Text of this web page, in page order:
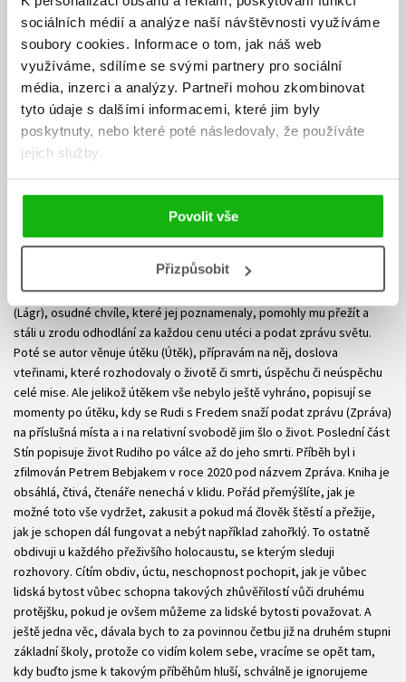
sociálních médií a analýze naší návštěvnosti využíváme
soubory cookies. Informace o tom, jak náš web
využíváme, sdílíme se svými partnery pro sociální
média, inzerci a analýzy. Partneři mohou zkombinovat
tyto údaje s dalšími informacemi, které jim byly
poskytnuty, nebo které poté následovaly, že používáte
jejich služby.
Povolit vše
Přizpůsobit
jej dělily od jisté smrti stojí základem příběhu o lidské odvaze,
odhodlání čelit zlu, informování o zvěrstvech, vybírání si svého okruhu
lidí, kterým se dá věřit, boj o to, aby se informace dostaly od
hluchých a nevěřících uší až k místům, kde s informacemi náležitě
naloží a došlo k záchraně nevinných lidských životů. Walter po válce
přijal slovenské jméno, zatímco Fred Wetzler si po celý život své
jméno ponechal. Mnozí měli Rudimu za zlé, že po válce nesčetněkrát o
zvěrstvech hovořil věcně, jako by odosobněně, dokonce snad jako by
Rudi dokázal vrátit k normálnímu životu, a když se to tak vezme,
možná pro jeho vyzrálost a fakt, že nebyl zbrklý, dokázal si spočítat
pro a proti, a vůbec díky jeho naturelu dokázal holocaust přežít.
Jonathan Freedland podává neskutečně čtivý, věcný příběh kdy se
seznamujeme s příběhem Rudiho, co stálo na začátku jeho mladého
života, což jej připravilo na budoucí strasti. Popisuje fázi života v lágru
(Lágr), osudné chvíle, které jej poznamenaly, pomohly mu přežít a
stáli u zrodu odhodlání za každou cenu utéci a podat zprávu světu.
Poté se autor věnuje útěku (Útěk), přípravám na něj, doslova
vteřinami, které rozhodovaly o životě či smrti, úspěchu či neúspěchu
celé mise. Ale jelikož útěkem vše nebylo ještě vyhráno, popisují se
momenty po útěku, kdy se Rudi s Fredem snaží podat zprávu (Zpráva)
na příslušná místa a i na relativní svobodě jim šlo o život. Poslední část
Stín popisuje život Rudiho po válce až do jeho smrti. Příběh byl i
zfilmován Petrem Bebjakem v roce 2020 pod názvem Zpráva. Kniha je
obsáhlá, čtivá, čtenáře nenechá v klidu. Pořád přemýšlíte, jak je
možné toto vše vydržet, zakusit a pokud má člověk štěstí a přežije,
jak je schopen dál fungovat a nebýt například zahořklý. To ostatně
obdivuji u každého přeživšího holocaustu, se kterým sleduji
rozhovory. Cítím obdiv, úctu, neschopnost pochopit, jak je vůbec
lidská bytost vůbec schopna takových zhůvěřilostí vůči druhému
protějšku, pokud je ovšem můžeme za lidské bytosti považovat. A
ještě jedna věc, dávala bych to za povinnou četbu již na druhém stupni
základní školy, protože co vidím kolem sebe, vracíme se opět tam,
kdy buďto jsme k takovým příběhům hluší, schválně je ignorujeme